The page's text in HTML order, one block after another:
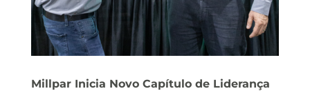
Millpar Inicia Novo Capítulo de Liderança